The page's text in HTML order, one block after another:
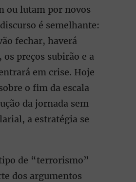
ou lutam por novos
é semelhante:
fechar, haverá
os preços subirão e a
em crise. Hoje
o fim da escala
da jornada sem
a estratégia se
de “terrorismo”
dos argumentos